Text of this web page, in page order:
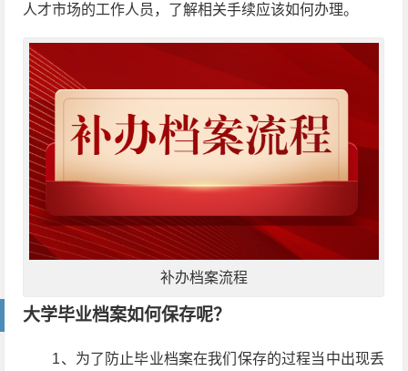
人才市场的工作人员，了解相关手续应该如何办理。
补办档案流程
大学毕业档案如何保存呢？
1、为了防止毕业档案在我们保存的过程当中出现丢